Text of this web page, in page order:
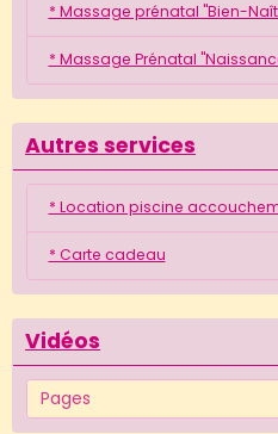
* Massage prénatal "Bien-
* Massage Prénatal
Autres services
* Location piscine
* Carte cadeau
Vidéos